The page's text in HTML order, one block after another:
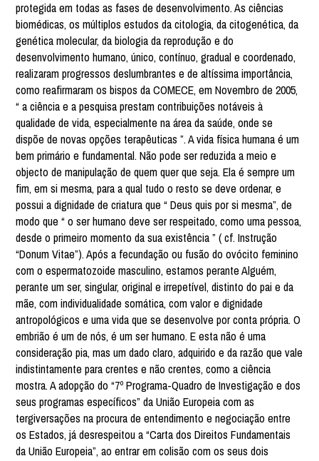
protegida em todas as fases de desenvolvimento. As ciências
biomédicas, os múltiplos estudos da citologia, da citogenética, da
genética molecular, da biologia da reprodução e do
desenvolvimento humano, único, contínuo, gradual e coordenado,
realizaram progressos deslumbrantes e de altíssima importância,
como reafirmaram os bispos da COMECE, em Novembro de 2005,
“ a ciência e a pesquisa prestam contribuições notáveis à
qualidade de vida, especialmente na área da saúde, onde se
dispõe de novas opções terapêuticas ”. A vida física humana é um
bem primário e fundamental. Não pode ser reduzida a meio e
objecto de manipulação de quem quer que seja. Ela é sempre um
fim, em si mesma, para a qual tudo o resto se deve ordenar, e
possui a dignidade de criatura que “ Deus quis por si mesma”, de
modo que “ o ser humano deve ser respeitado, como uma pessoa,
desde o primeiro momento da sua existência ” ( cf. Instrução
“Donum Vitae”). Após a fecundação ou fusão do ovócito feminino
com o espermatozoide masculino, estamos perante Alguém,
perante um ser, singular, original e irrepetível, distinto do pai e da
mãe, com individualidade somática, com valor e dignidade
antropológicos e uma vida que se desenvolve por conta própria. O
embrião é um de nós, é um ser humano. E esta não é uma
consideração pia, mas um dado claro, adquirido e da razão que vale
indistintamente para crentes e não crentes, como a ciência
mostra. A adopção do “7º Programa-Quadro de Investigação e dos
seus programas específicos” da União Europeia com as
tergiversações na procura de entendimento e negociação entre
os Estados, já desrespeitou a “Carta dos Direitos Fundamentais
da União Europeia”, ao entrar em colisão com os seus dois